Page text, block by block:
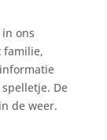
ons
familie,
De
de weer.